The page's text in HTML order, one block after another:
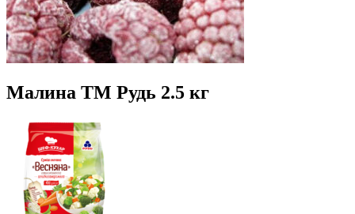
Малина ТМ Рудь 2.5 кг